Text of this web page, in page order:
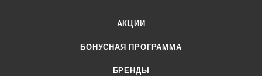
АКЦИИ
БОНУСНАЯ ПРОГРАММА
БРЕНДЫ